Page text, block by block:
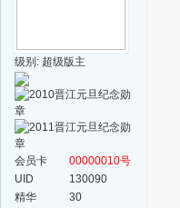
级别: 超级版主
会员卡
00000010号
UID
130090
精华
30